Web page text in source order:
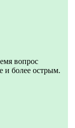
вопрос
и более острым.